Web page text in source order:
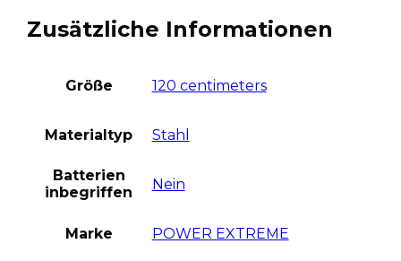
Zusätzliche Informationen
Größe 120 centimeters
Materialtyp Stahl
Batterien
inbegriffen
Nein
Marke POWER EXTREME